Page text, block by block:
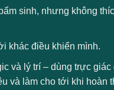
sinh, nhưng không
khác điều khiển mình.
và lý trí – dùng trực giác
và làm cho tới khi hoàn